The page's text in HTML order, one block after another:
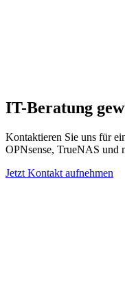
IT-Beratung
Kontaktieren Sie uns für
OPNsense, TrueNAS und
Jetzt Kontakt aufnehmen